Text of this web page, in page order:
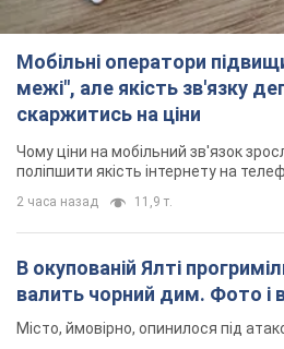
Мобільні оператори
межі", але якість зв'язку
скаржитись на ціни
Чому ціни на мобільний зв'язок
поліпшити якість інтернету на
2 часа назад 11,9 т.
В окупованій Ялті
валить чорний дим. Фото і
Місто, ймовірно, опинилося під